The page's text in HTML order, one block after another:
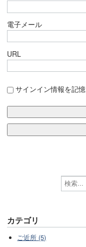
電子メール
URL
サインイン情報を記憶
カテゴリ
ご近所 (5)